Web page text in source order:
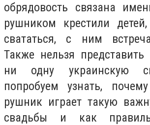
обрядовость связана
рушником крестили
свататься, с ним
Также нельзя
ни одну украинскую
попробуем узнать,
рушник играет такую
свадьбы и как